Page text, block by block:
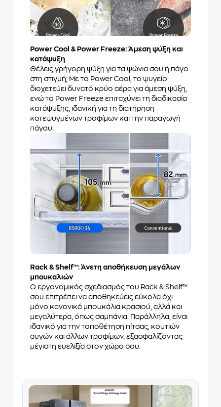
Power Cool & Power Freeze: Άμεση ψύξη και
κατάψυξη
Θέλεις γρήγορη ψύξη για τα ψώνια σου ή πάγο
στη στιγμή; Με το Power Cool, το ψυγείο
διοχετεύει δυνατό κρύο αέρα για άμεση ψύξη,
ενώ το Power Freeze επιταχύνει τη διαδικασία
κατάψυξης, ιδανική για τη διατήρηση
κατεψυγμένων τροφίμων και την παραγωγή
πάγου.
Rack & Shelf™: Άνετη αποθήκευση μεγάλων
μπουκαλιών
Ο εργονομικός σχεδιασμός του Rack & Shelf™
σου επιτρέπει να αποθηκεύεις εύκολα όχι
μόνο κανονικά μπουκάλια κρασιού, αλλά και
μεγαλύτερα, όπως σαμπάνια. Παράλληλα, είναι
ιδανικό για την τοποθέτηση πίτσας, κουτιών
αυγών και άλλων τροφίμων, εξασφαλίζοντας
μέγιστη ευελιξία στον χώρο σου.